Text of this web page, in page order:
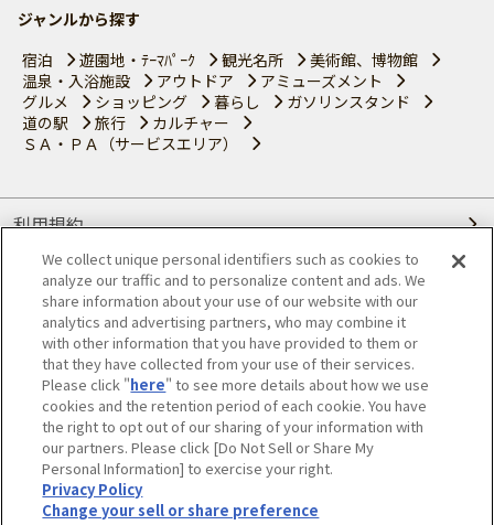
ジャンルから探す
宿泊
遊園地・ﾃｰﾏﾊﾟｰｸ 観光名所
美術館、博物館
温泉・入浴施設
アウトドア
アミューズメント
グルメ
ショッピング 暮らし
ガソリンスタンド
道の駅
旅行
カルチャー
ＳＡ・ＰＡ（サービスエリア）
利用規約
個人情報の取り扱いについて
会員優待サービスの提携をご検討の方へ
JAFホームページ
© JAPAN AUTOMOBILE FEDERATION. All rights reserved.
We collect unique personal identifiers such as cookies to
analyze our traffic and to personalize content and ads. We
share information about your use of our website with our
analytics and advertising partners, who may combine it
with other information that you have provided to them or
that they have collected from your use of their services.
Please click "here" to see more details about how we use
cookies and the retention period of each cookie. You have
the right to opt out of our sharing of your information with
our partners. Please click [Do Not Sell or Share My
Personal Information] to exercise your right.
Privacy Policy
Change your sell or share preference